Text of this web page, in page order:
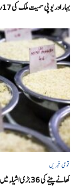
بہار اور یو پی سمیت ملک کی 17ریاستوں میں بارش کا امکان
قومی خبریں
کھانے پینے کی 36 بڑی اشیاء میں سے 35 کی قیمتوں میں اضافہ